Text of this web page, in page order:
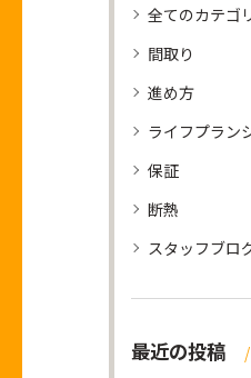
全てのカテゴ
間取り
進め方
ライフプラン
保証
断熱
スタッフブロ
最近の投稿